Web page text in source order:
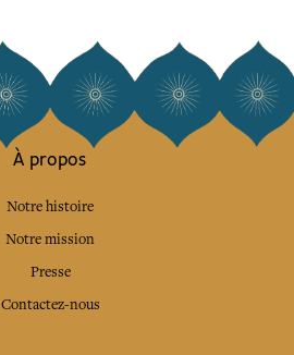
À propos
Notre histoire
Notre mission
Presse
Contactez-nous